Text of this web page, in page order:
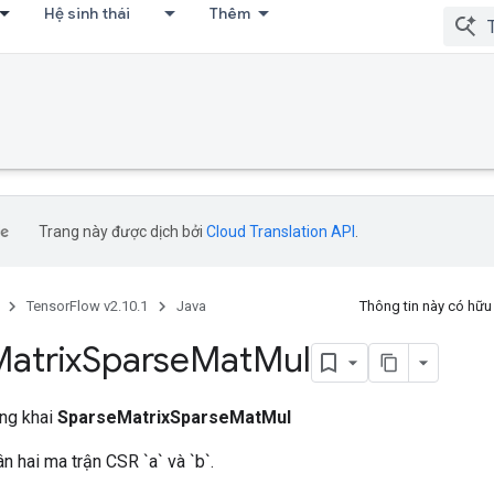
Hệ sinh thái Thêm
Trang này được dịch bởi Cloud Translation API
TensorFlow v2.10.1 Java Thông tin này có
SparseMatMul
khai SparseMatrixSparseMatMul
hai ma trận CSR `a` và `b`.